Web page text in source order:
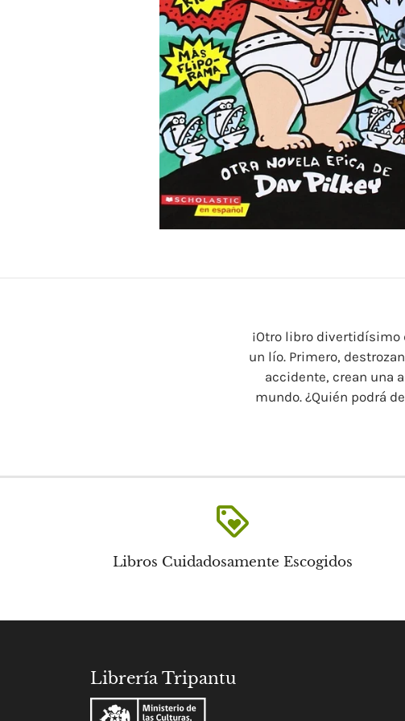
¡Otro libro divertidísimo
un lío. Primero,
accidente, crean una
mundo. ¿Quién podrá
loyalty
Libros Cuidadosamente Escogidos
Librería Tripantu